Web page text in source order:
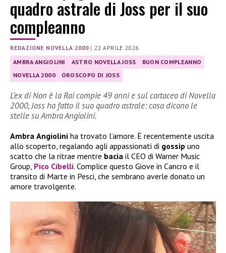
quadro astrale di Joss per il suo
compleanno
REDAZIONE NOVELLA 2000| 22 APRILE 2026
AMBRA ANGIOLINI ASTRO NOVELLA JOSS
BUON COMPLEANNO
NOVELLA 2000
OROSCOPO DI JOSS
L’ex di Non è la Rai compie 49 anni e sul cartaceo di Novella
2000, Joss ha fatto il suo quadro astrale: cosa dicono le
stelle su Ambra Angiolini.
Ambra Angiolini ha trovato l’amore. È recentemente uscita
allo scoperto, regalando agli appassionati di gossip uno
scatto che la ritrae mentre bacia il CEO di Warner Music
Group, Pico Cibelli. Complice questo Giove in Cancro e il
transito di Marte in Pesci, che sembrano averle donato un
amore travolgente.